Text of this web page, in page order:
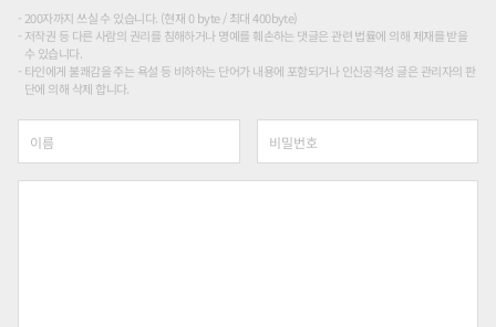
200자까지 쓰실 수 있습니다. (현재 0 byte / 최대 400byte)
저작권 등 다른 사람의 권리를 침해하거나 명예를 훼손하는 댓글은 관련 법률에 의해 제재를 받을
수 있습니다.
타인에게 불쾌감을 주는 욕설 등 비하하는 단어가 내용에 포함되거나 인신공격성 글은 관리자의 판
단에 의해 삭제 합니다.